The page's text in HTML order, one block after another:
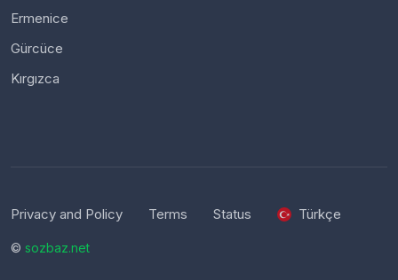
Ermenice
Gürcüce
Kırgızca
Privacy and Policy Terms Status Türkçe
© sozbaz.net